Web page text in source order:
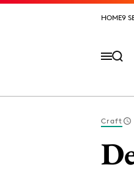
HOME9
HOME9
Craft